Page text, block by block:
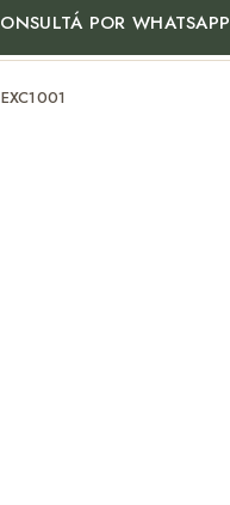
POR WHATSAPP
EXC1001